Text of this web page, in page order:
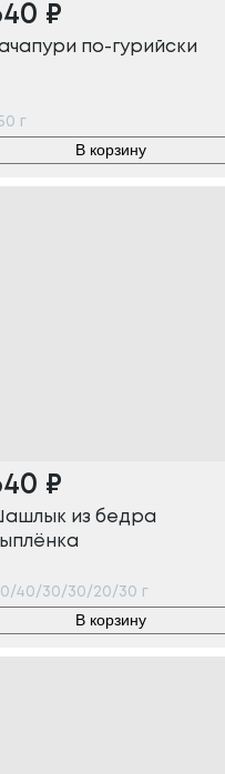
₽
по-гурийски
г
В корзину
₽
из бедра
40/30/30/20/30 г
В корзину